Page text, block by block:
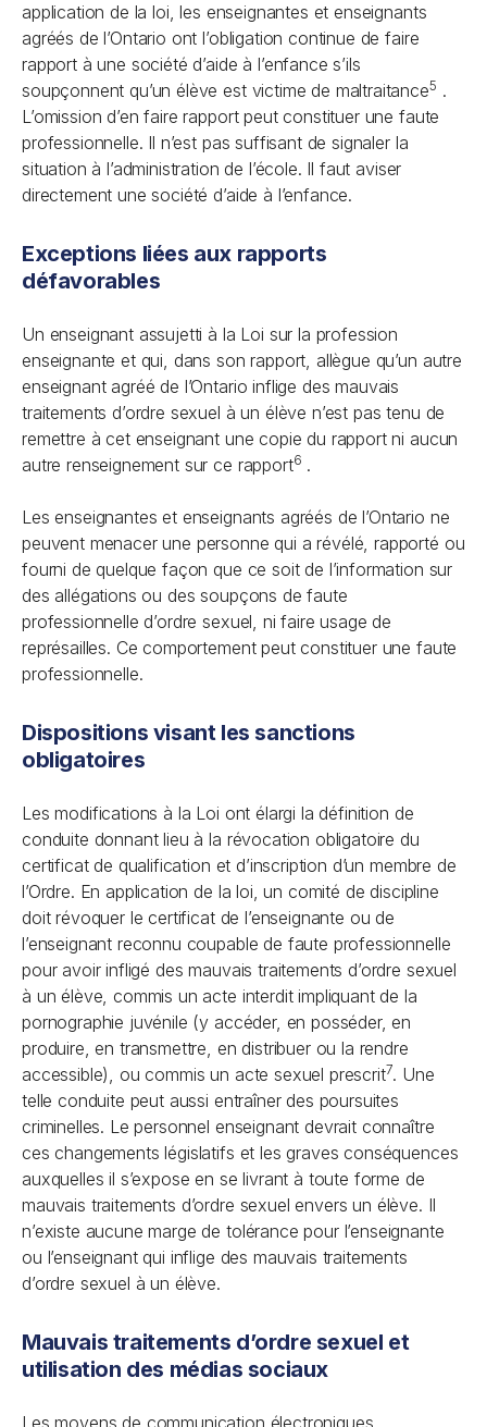
application de la loi, les enseignantes et enseignants
agréés de l’Ontario ont l’obligation continue de faire
rapport à une société d’aide à l’enfance s’ils
soupçonnent qu’un élève est victime de maltraitance5 .
L’omission d’en faire rapport peut constituer une faute
professionnelle. Il n’est pas suffisant de signaler la
situation à l’administration de l’école. Il faut aviser
directement une société d’aide à l’enfance.
Exceptions liées aux rapports
défavorables
Un enseignant assujetti à la Loi sur la profession
enseignante et qui, dans son rapport, allègue qu’un autre
enseignant agréé de l’Ontario inflige des mauvais
traitements d’ordre sexuel à un élève n’est pas tenu de
remettre à cet enseignant une copie du rapport ni aucun
autre renseignement sur ce rapport6 .
Les enseignantes et enseignants agréés de l’Ontario ne
peuvent menacer une personne qui a révélé, rapporté ou
fourni de quelque façon que ce soit de l’information sur
des allégations ou des soupçons de faute
professionnelle d’ordre sexuel, ni faire usage de
représailles. Ce comportement peut constituer une faute
professionnelle.
Dispositions visant les sanctions
obligatoires
Les modifications à la Loi ont élargi la définition de
conduite donnant lieu à la révocation obligatoire du
certificat de qualification et d’inscription d’un membre de
l’Ordre. En application de la loi, un comité de discipline
doit révoquer le certificat de l’enseignante ou de
l’enseignant reconnu coupable de faute professionnelle
pour avoir infligé des mauvais traitements d’ordre sexuel
à un élève, commis un acte interdit impliquant de la
pornographie juvénile (y accéder, en posséder, en
produire, en transmettre, en distribuer ou la rendre
accessible), ou commis un acte sexuel prescrit7. Une
telle conduite peut aussi entraîner des poursuites
criminelles. Le personnel enseignant devrait connaître
ces changements législatifs et les graves conséquences
auxquelles il s’expose en se livrant à toute forme de
mauvais traitements d’ordre sexuel envers un élève. Il
n’existe aucune marge de tolérance pour l’enseignante
ou l’enseignant qui inflige des mauvais traitements
d’ordre sexuel à un élève.
Mauvais traitements d’ordre sexuel et
utilisation des médias sociaux
Les moyens de communication électroniques